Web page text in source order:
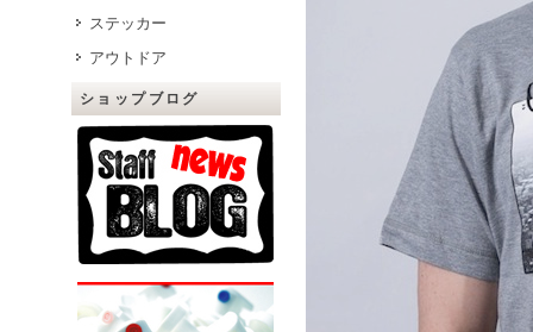
ステッカー
アウトドア
ショップブログ